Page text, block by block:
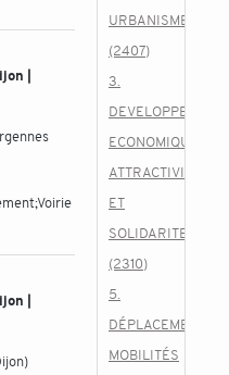
|
|
URBANISME
(2407)
3.
DEVELOPPEMENT
ECONOMIQUE,
ATTRACTIVITE
ET
SOLIDARITES
(2310)
5.
DÉPLACEMENTS,
MOBILITÉS